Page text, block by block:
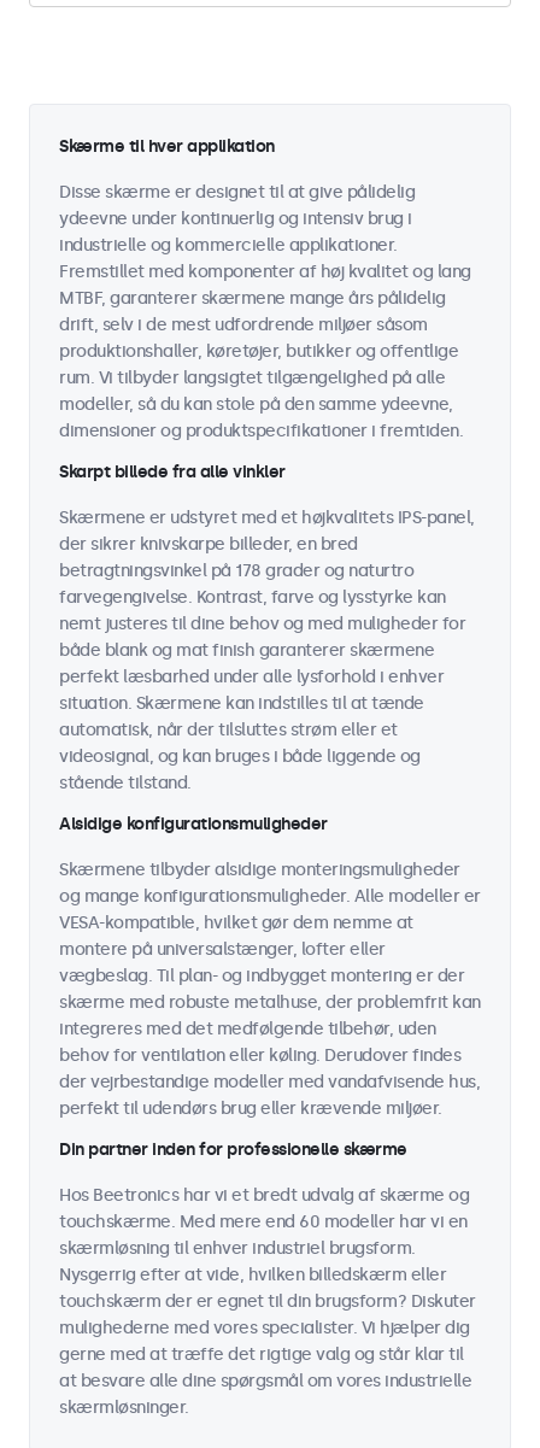
Skærme til hver applikation
Disse skærme er designet til at give pålidelig
ydeevne under kontinuerlig og intensiv brug i
industrielle og kommercielle applikationer.
Fremstillet med komponenter af høj kvalitet og lang
MTBF, garanterer skærmene mange års pålidelig
drift, selv i de mest udfordrende miljøer såsom
produktionshaller, køretøjer, butikker og offentlige
rum. Vi tilbyder langsigtet tilgængelighed på alle
modeller, så du kan stole på den samme ydeevne,
dimensioner og produktspecifikationer i fremtiden.
Skarpt billede fra alle vinkler
Skærmene er udstyret med et højkvalitets IPS-panel,
der sikrer knivskarpe billeder, en bred
betragtningsvinkel på 178 grader og naturtro
farvegengivelse. Kontrast, farve og lysstyrke kan
nemt justeres til dine behov og med muligheder for
både blank og mat finish garanterer skærmene
perfekt læsbarhed under alle lysforhold i enhver
situation. Skærmene kan indstilles til at tænde
automatisk, når der tilsluttes strøm eller et
videosignal, og kan bruges i både liggende og
stående tilstand.
Alsidige konfigurationsmuligheder
Skærmene tilbyder alsidige monteringsmuligheder
og mange konfigurationsmuligheder. Alle modeller er
VESA-kompatible, hvilket gør dem nemme at
montere på universalstænger, lofter eller
vægbeslag. Til plan- og indbygget montering er der
skærme med robuste metalhuse, der problemfrit kan
integreres med det medfølgende tilbehør, uden
behov for ventilation eller køling. Derudover findes
der vejrbestandige modeller med vandafvisende hus,
perfekt til udendørs brug eller krævende miljøer.
Din partner inden for professionelle skærme
Hos Beetronics har vi et bredt udvalg af skærme og
touchskærme. Med mere end 60 modeller har vi en
skærmløsning til enhver industriel brugsform.
Nysgerrig efter at vide, hvilken billedskærm eller
touchskærm der er egnet til din brugsform? Diskuter
mulighederne med vores specialister. Vi hjælper dig
gerne med at træffe det rigtige valg og står klar til
at besvare alle dine spørgsmål om vores industrielle
skærmløsninger.